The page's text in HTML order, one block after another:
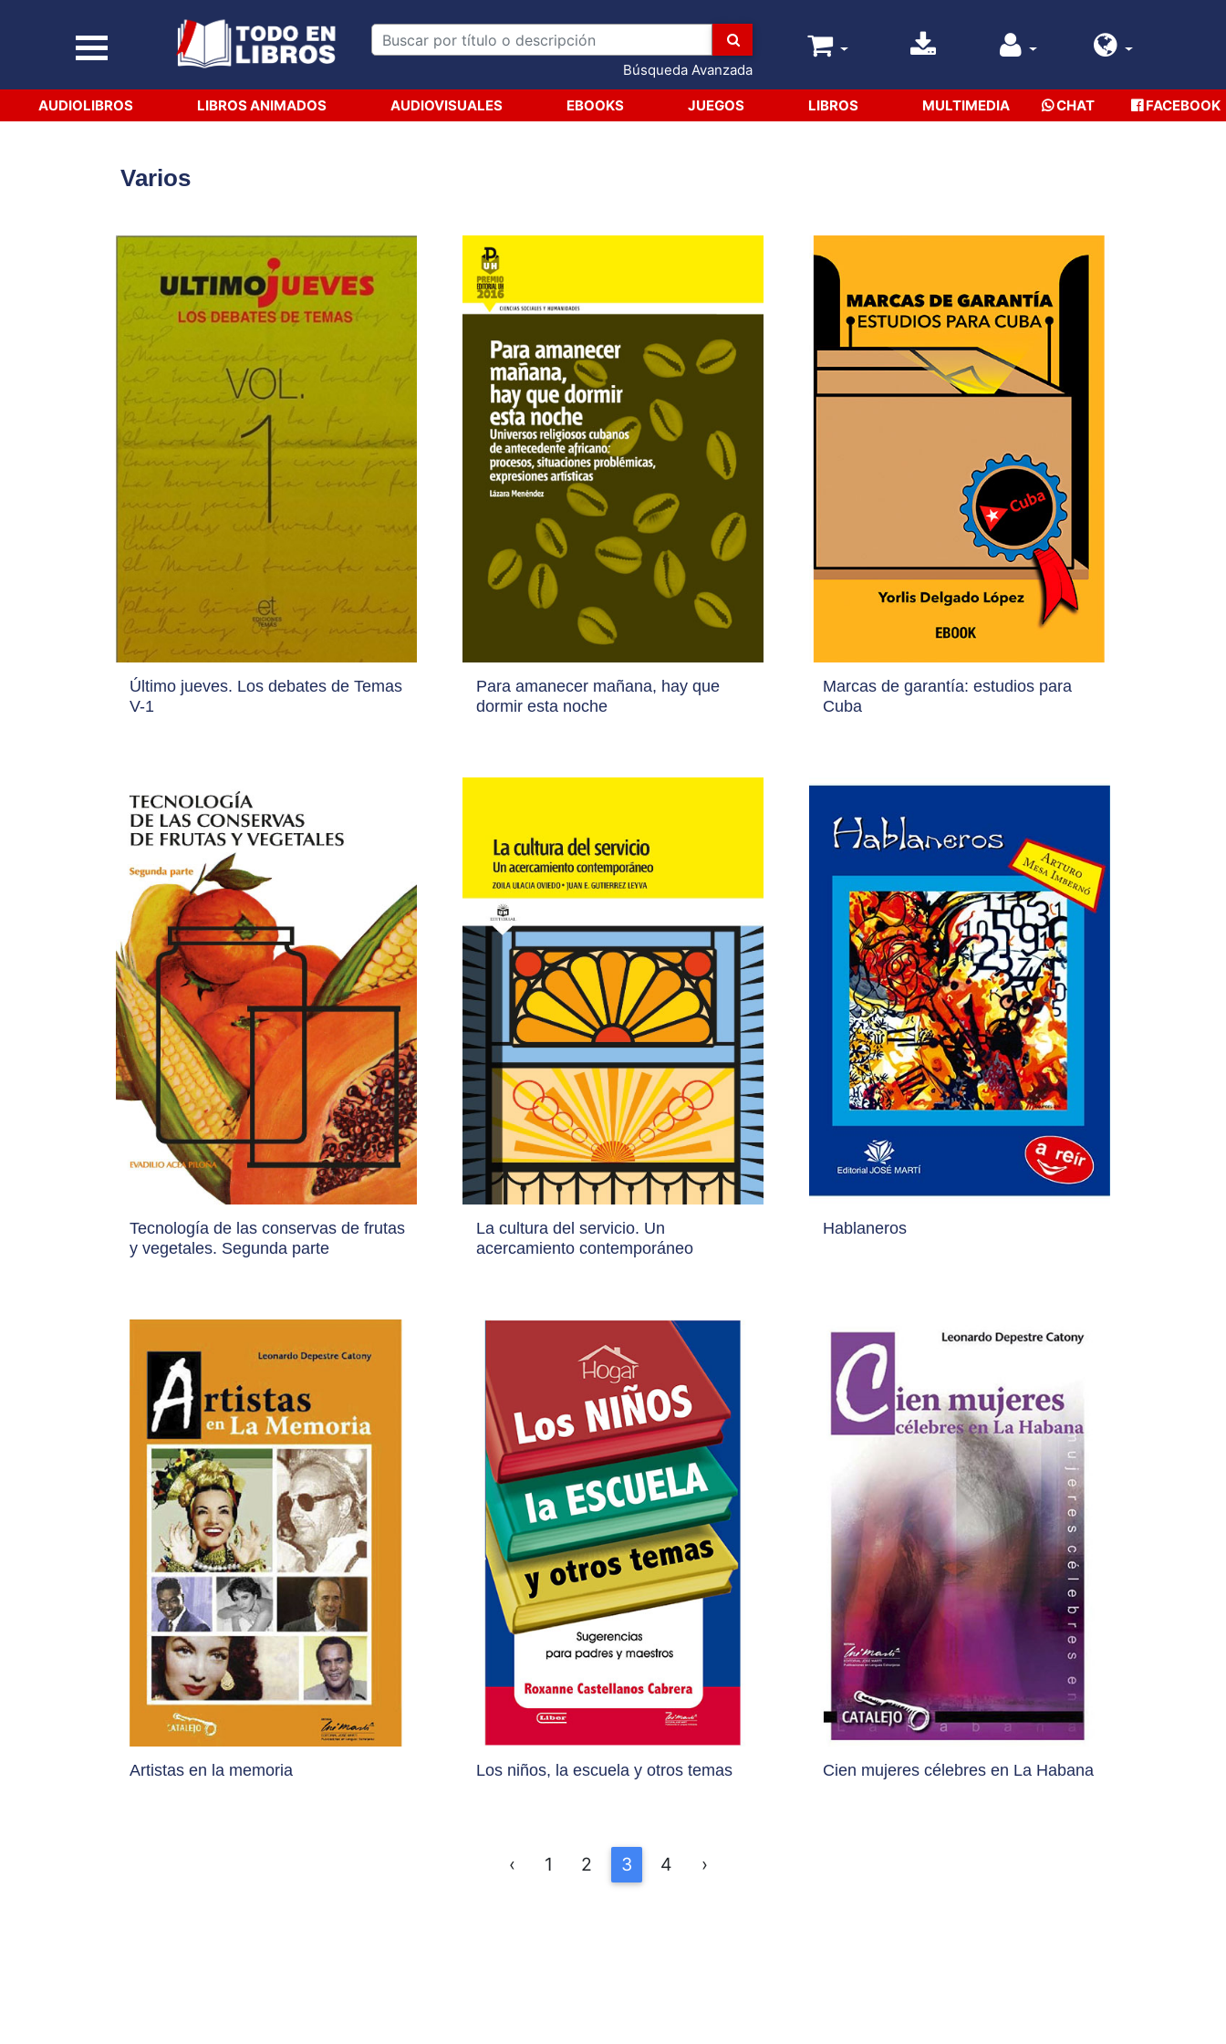
Búsqueda Avanzada
AUDIOLIBROS LIBROS ANIMADOS AUDIOVISUALES EBOOKS JUEGOS LIBROS MULTIMEDIA CHAT FACEBOOK
Varios
Último jueves. Los debates de Temas
V-1
Para amanecer mañana, hay que
dormir esta noche
Marcas de garantía: estudios para
Cuba
Tecnología de las conservas de frutas
y vegetales. Segunda parte
La cultura del servicio. Un
acercamiento contemporáneo
Hablaneros
Artistas en la memoria Los niños, la escuela y otros temas Cien mujeres célebres en La Habana
‹ 1 2 3 4 ›